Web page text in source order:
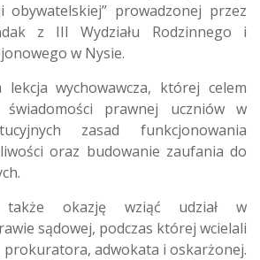
obywatelskiej” prowadzonej przez
z III Wydziału Rodzinnego i
w Nysie.
lekcja wychowawcza, której celem
świadomości prawnej uczniów w
zasad funkcjonowania
oraz budowanie zaufania do
także okazję wziąć udział w
sądowej, podczas której wcielali
prokuratora, adwokata i oskarżonej.